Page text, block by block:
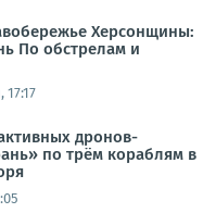
Херсонщины:
По обстрелам и
17:17
дронов-
по трём кораблям в